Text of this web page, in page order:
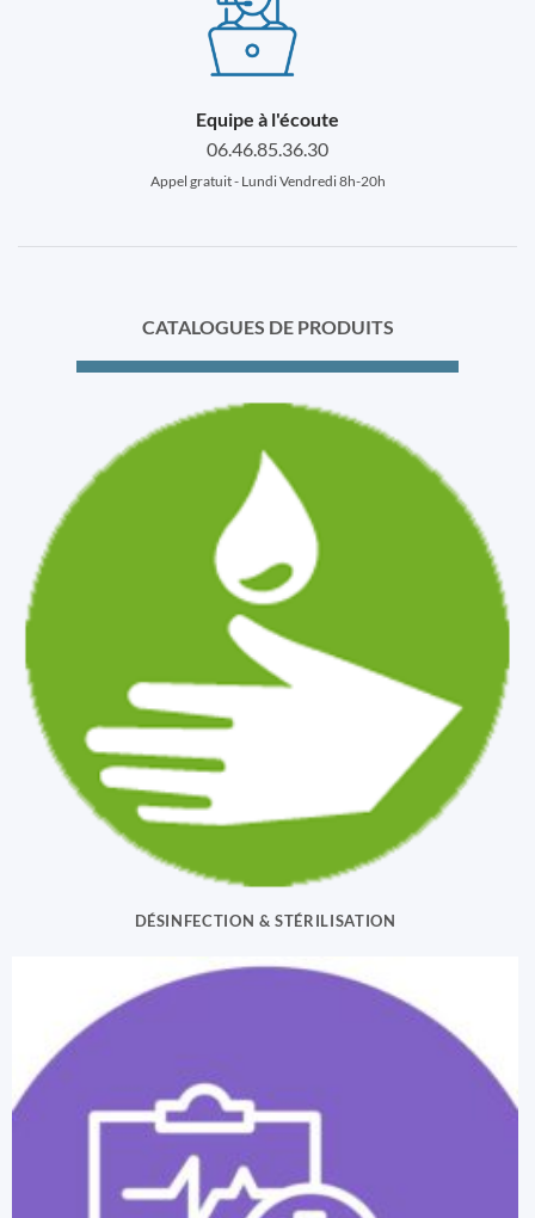
Equipe à l'écoute
06.46.85.36.30
Appel gratuit - Lundi Vendredi 8h-20h
CATALOGUES DE PRODUITS
DÉSINFECTION & STÉRILISATION